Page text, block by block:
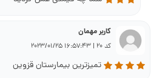
کاربر مهمان
کد 20 | 16:57:43 2023/01/25
تمیزترین بیمارستان قزوین